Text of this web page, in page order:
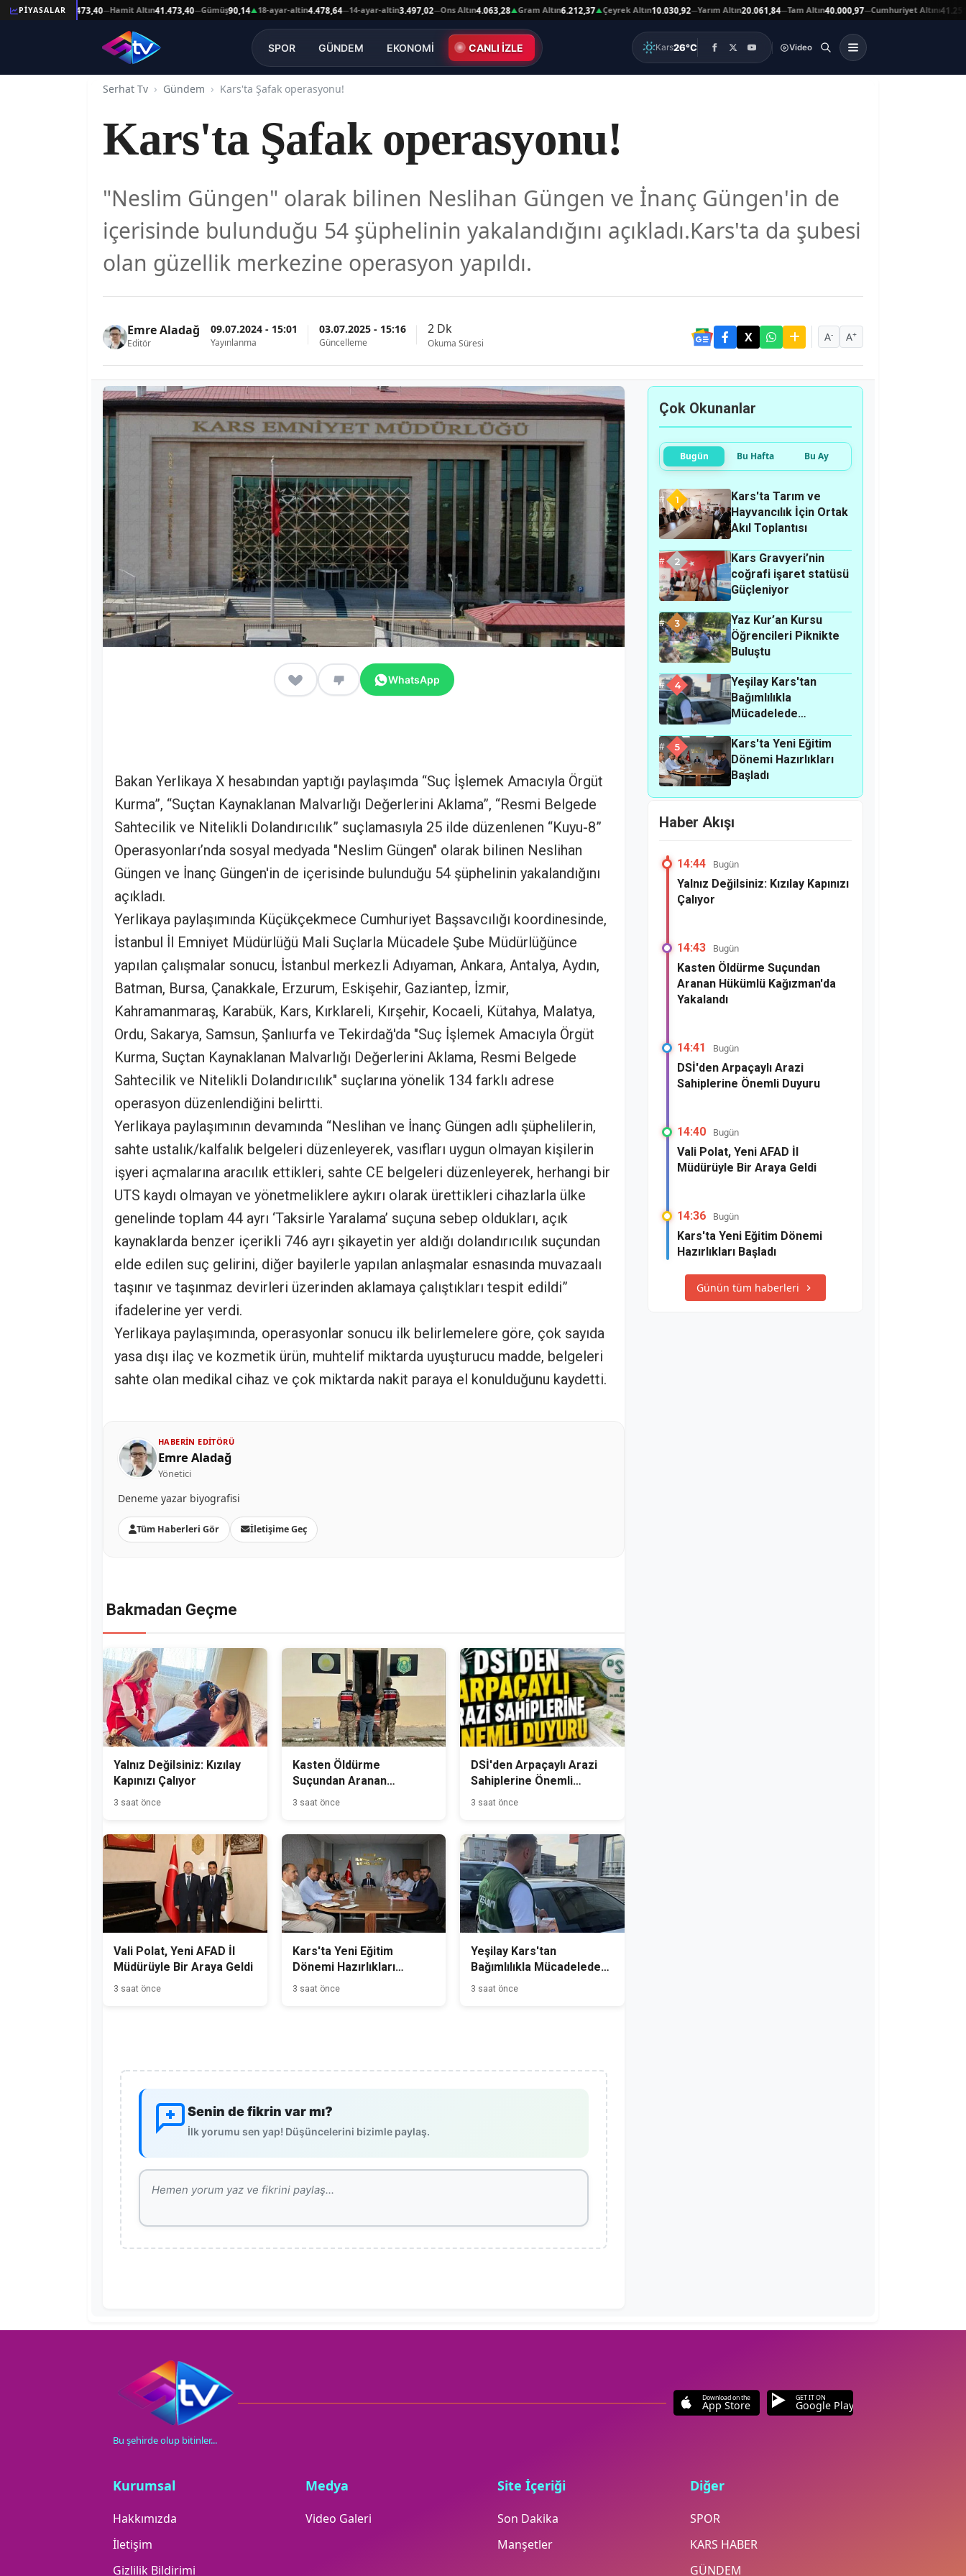
PİYASALAR
Altın41.473,40—Hamit Altın41.473,40—Gümüş90,14▲18-ayar-altin4.478,64—14-ayar-altin3.497,02—Ons Altın4.063,28▲Gram Altın6.212,37▲Çeyrek Altın10.030,92—Yarım Altın20.061,84—Tam Altın40.000,97—Cumhuriyet Altını41.251,00
SPOR GÜNDEM EKONOMİ CANLI İZLE Kars26°C Video
Serhat Tv Gündem Kars'ta Şafak operasyonu!
Kars'ta Şafak operasyonu!
"Neslim Güngen" olarak bilinen Neslihan Güngen ve İnanç Güngen'in de
içerisinde bulunduğu 54 şüphelinin yakalandığını açıkladı.Kars'ta da şubesi
olan güzellik merkezine operasyon yapıldı.
Emre Aladağ
Editör
09.07.2024 - 15:01
Yayınlanma
03.07.2025 - 15:16
Güncelleme
2 Dk
Okuma Süresi A- A+
WhatsApp
Bakan Yerlikaya X hesabından yaptığı paylaşımda “Suç İşlemek Amacıyla Örgüt
Kurma”, “Suçtan Kaynaklanan Malvarlığı Değerlerini Aklama”, “Resmi Belgede
Sahtecilik ve Nitelikli Dolandırıcılık” suçlamasıyla 25 ilde düzenlenen “Kuyu-8”
Operasyonları’nda sosyal medyada "Neslim Güngen" olarak bilinen Neslihan
Güngen ve İnanç Güngen'in de içerisinde bulunduğu 54 şüphelinin yakalandığını
açıkladı.
Yerlikaya paylaşımında Küçükçekmece Cumhuriyet Başsavcılığı koordinesinde,
İstanbul İl Emniyet Müdürlüğü Mali Suçlarla Mücadele Şube Müdürlüğünce
yapılan çalışmalar sonucu, İstanbul merkezli Adıyaman, Ankara, Antalya, Aydın,
Batman, Bursa, Çanakkale, Erzurum, Eskişehir, Gaziantep, İzmir,
Kahramanmaraş, Karabük, Kars, Kırklareli, Kırşehir, Kocaeli, Kütahya, Malatya,
Ordu, Sakarya, Samsun, Şanlıurfa ve Tekirdağ'da "Suç İşlemek Amacıyla Örgüt
Kurma, Suçtan Kaynaklanan Malvarlığı Değerlerini Aklama, Resmi Belgede
Sahtecilik ve Nitelikli Dolandırıcılık" suçlarına yönelik 134 farklı adrese
operasyon düzenlendiğini belirtti.
Yerlikaya paylaşımının devamında “Neslihan ve İnanç Güngen adlı şüphelilerin,
sahte ustalık/kalfalık belgeleri düzenleyerek, vasıfları uygun olmayan kişilerin
işyeri açmalarına aracılık ettikleri, sahte CE belgeleri düzenleyerek, herhangi bir
UTS kaydı olmayan ve yönetmeliklere aykırı olarak ürettikleri cihazlarla ülke
genelinde toplam 44 ayrı ‘Taksirle Yaralama’ suçuna sebep oldukları, açık
kaynaklarda benzer içerikli 746 ayrı şikayetin yer aldığı dolandırıcılık suçundan
elde edilen suç gelirini, diğer bayilerle yapılan anlaşmalar esnasında muvazaalı
taşınır ve taşınmaz devirleri üzerinden aklamaya çalıştıkları tespit edildi”
ifadelerine yer verdi.
Yerlikaya paylaşımında, operasyonlar sonucu ilk belirlemelere göre, çok sayıda
yasa dışı ilaç ve kozmetik ürün, muhtelif miktarda uyuşturucu madde, belgeleri
sahte olan medikal cihaz ve çok miktarda nakit paraya el konulduğunu kaydetti.
HABERIN EDITÖRÜ
Emre Aladağ
Yönetici
Deneme yazar biyografisi
Tüm Haberleri Gör İletişime Geç
Bakmadan Geçme
Yalnız Değilsiniz: Kızılay
Kapınızı Çalıyor
3 saat önce
Kasten Öldürme
Suçundan Aranan
Hükümlü Kağızman'da
3 saat önce
DSİ'den Arpaçaylı Arazi
Sahiplerine Önemli
Duyuru
3 saat önce
Vali Polat, Yeni AFAD İl
Müdürüyle Bir Araya Geldi
3 saat önce
Kars'ta Yeni Eğitim
Dönemi Hazırlıkları
Başladı
3 saat önce
Yeşilay Kars'tan
Bağımlılıkla Mücadelede
Farkındalık Seferberliği
3 saat önce
Senin de fikrin var mı?
İlk yorumu sen yap! Düşüncelerini bizimle paylaş.
Çok Okunanlar
Bugün Bu Hafta Bu Ay
1
Kars'ta Tarım ve
Hayvancılık İçin Ortak
Akıl Toplantısı
2
Kars Gravyeri’nin
coğrafi işaret statüsü
Güçleniyor
3
Yaz Kur’an Kursu
Öğrencileri Piknikte
Buluştu
4
Yeşilay Kars'tan
Bağımlılıkla
Mücadelede
Seferberliği
5
Kars'ta Yeni Eğitim
Dönemi Hazırlıkları
Başladı
Haber Akışı
14:44 Bugün
Yalnız Değilsiniz: Kızılay Kapınızı
Çalıyor
14:43 Bugün
Kasten Öldürme Suçundan
Aranan Hükümlü Kağızman'da
Yakalandı
14:41 Bugün
DSİ'den Arpaçaylı Arazi
Sahiplerine Önemli Duyuru
14:40 Bugün
Vali Polat, Yeni AFAD İl
Müdürüyle Bir Araya Geldi
14:36 Bugün
Kars'ta Yeni Eğitim Dönemi
Hazırlıkları Başladı
Günün tüm haberleri
Bu şehirde olup bitinler...
Download on the
App Store
GET IT ON
Google Play
Kurumsal
Hakkımızda
İletişim
Gizlilik Bildirimi
Medya
Video Galeri
Site İçeriği
Son Dakika
Manşetler
Diğer
SPOR
KARS HABER
GÜNDEM